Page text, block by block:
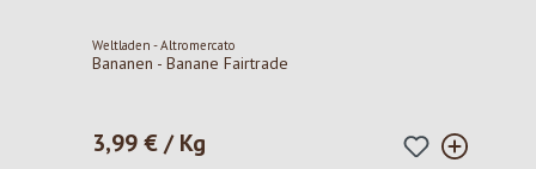
Weltladen - Altromercato
Bananen - Banane Fairtrade
Regulärer Preis:
3,99 € / Kg